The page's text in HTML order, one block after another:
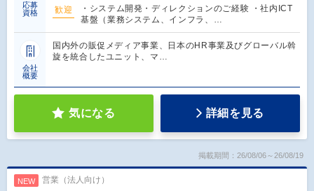
応募
資格
歓迎
・システム開発・ディレクションのご経験 ・社内ICT
基盤（業務システム、インフラ、…
会社
概要
国内外の販促メディア事業、日本のHR事業及びグローバル斡
旋を統合したユニット、マ…
気になる 詳細を見る
掲載期間：26/08/06～26/08/19
NEW 営業（法人向け）